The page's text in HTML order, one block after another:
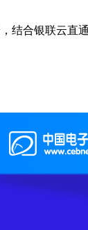
结合银联云直